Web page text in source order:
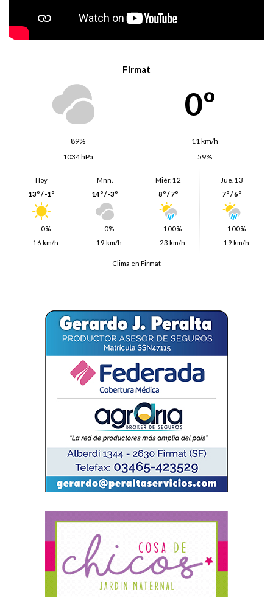
Firmat
0º
89%
11 km/h
1034 hPa
59%
Hoy
13º / -1º
0%
16 km/h
Mñn.
14º / -3º
0%
19 km/h
Miér. 12
8º / 7º
100%
23 km/h
Jue. 13
7º / 6º
100%
19 km/h
Clima en Firmat